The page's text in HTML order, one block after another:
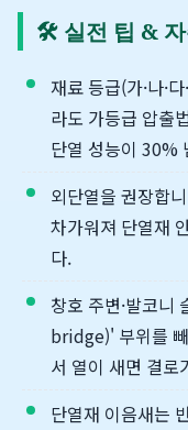
🛠️ 실전 팁 &
재료 등급(가·나·
라도 가등급 압출
단열 성능이 30%
외단열을 권장합
차가워져 단열재
다.
창호 주변·발코니
bridge)' 부위를
서 열이 새면 결로
단열재 이음새는